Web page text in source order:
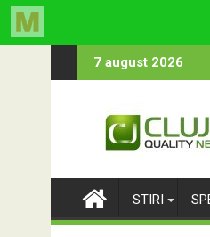
to
7 august 2026
și Theo Rose și comercianți
oameni au cântat, la Untold,
STIRI